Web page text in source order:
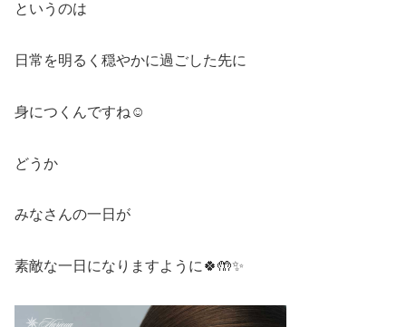
というのは
日常を明るく穏やかに過ごした先に
身につくんですね☺️
どうか
みなさんの一日が
素敵な一日になりますように🍀🤲✨